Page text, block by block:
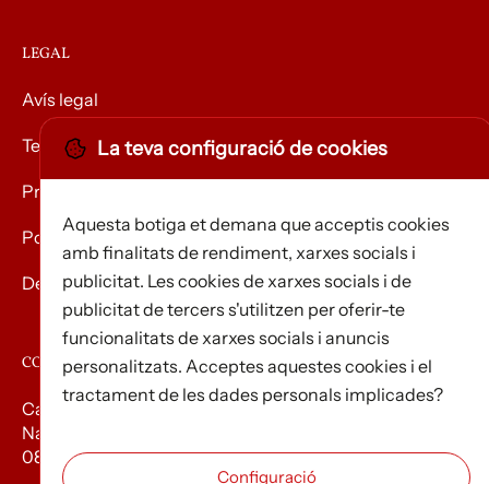
LEGAL
Avís legal
Termes i condicions
Privacitat
Política de Cookies
Devolució de mercaderies
CONTACTE
Carrer d’Edison, 3
Nau A. Polígon industrial Les Torrenteres
08754 El Papiol
La teva configuració de cookies
Aquesta botiga et demana que acceptis cookies
amb finalitats de rendiment, xarxes socials i
publicitat. Les cookies de xarxes socials i de
publicitat de tercers s'utilitzen per oferir-te
funcionalitats de xarxes socials i anuncis
personalitzats. Acceptes aquestes cookies i el
tractament de les dades personals implicades?